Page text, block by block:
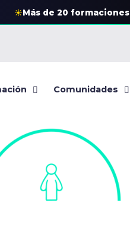
☀Más de 20 formaciones
Comunidades